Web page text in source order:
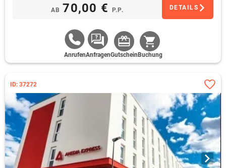
AB 70,00 € P.P. DETAILS
AnrufenAnfragenGutschein Buchung
ID: 37272